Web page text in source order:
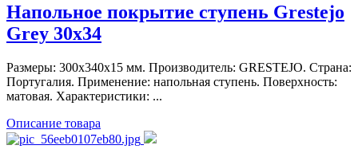
Напольное покрытие ступень Grestejo
Grey 30x34
Размеры: 300x340x15 мм. Производитель: GRESTEJO. Страна:
Португалия. Применение: напольная ступень. Поверхность:
матовая. Характеристики: ...
Описание товара